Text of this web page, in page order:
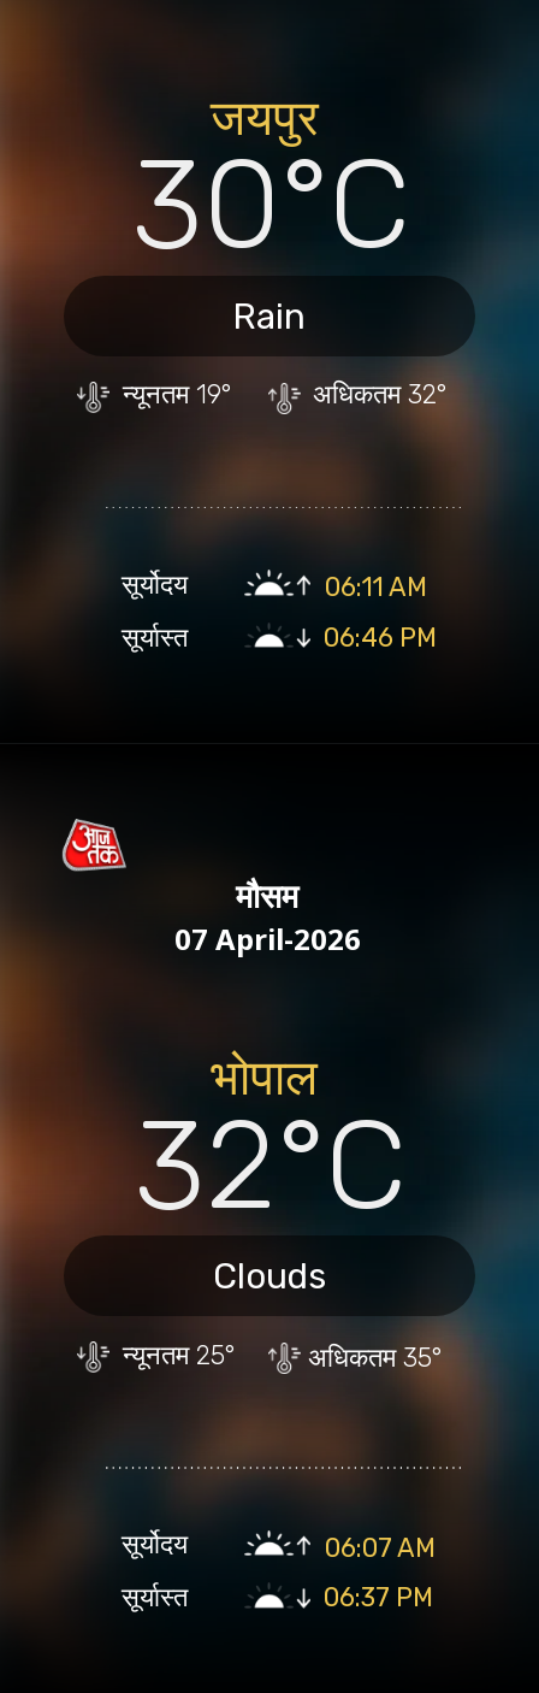
30°C
जयपुर
सूर्योदय
सूर्यास्त
Rain
न्यूनतम19° अधिकतम32°
06:11 AM
06:46 PM
32°C
मौसम
भोपाल
सूर्योदय
सूर्यास्त
Clouds
न्यूनतम25° अधिकतम35°
06:07 AM
06:37 PM
07 April-2026